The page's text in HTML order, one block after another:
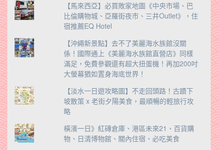
【馬來西亞】必買敗家地圖《中央市場、巴
比倫購物城、亞羅街夜市、三井Outlet》，住
宿推薦EQ Hotel
【沖繩新景點】去不了美麗海水族館沒關
係！國際通上《美麗海水族館直營店》同樣
滿足，免費參觀還有超大扭蛋機！再加200吋
大螢幕猶如置身海底世界！
【淡水一日遊攻略圖】不走回頭路！古蹟下
坡散策 x 老街夕陽美食，最順暢的輕旅行攻
略
橫濱一日》紅磚倉庫、港區未來21、百貨購
物、日清博物館、關內住宿、必吃美食